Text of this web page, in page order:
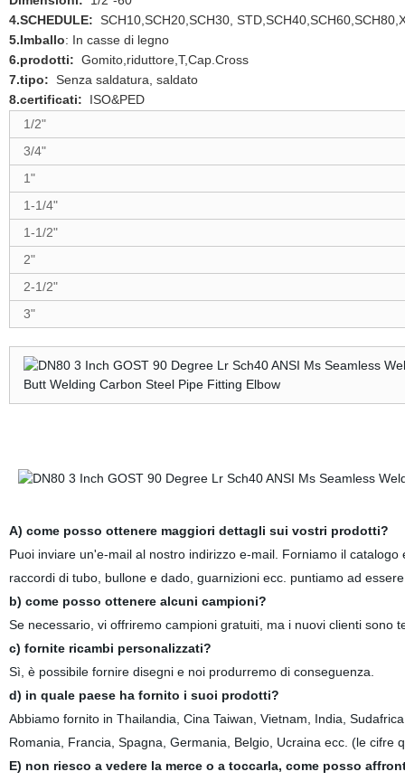
4.SCHEDULE: SCH10,SCH20,SCH30,
5.Imballo: In casse di legno
6.prodotti: Gomito,riduttore,T,Cap.Cross
7.tipo: Senza saldatura, saldato
8.certificati:
ISO&PED
1/2"
3/4"
1"
1-1/4"
1-1/2"
2"
2-1/2"
3"
A) come posso ottenere maggiori dettagli sui vostri prodotti?
Puoi inviare un'e-mail al nostro indirizzo e-mail. Forniamo il
raccordi di tubo, bullone e dado, guarnizioni ecc. puntiamo ad
b) come posso ottenere alcuni campioni?
Se necessario, vi offriremo campioni gratuiti, ma i nuovi clienti
c) fornite ricambi personalizzati?
Sì, è possibile fornire disegni e noi produrremo di conseguenza.
d) in quale paese ha fornito i suoi prodotti?
Abbiamo fornito in Thailandia, Cina Taiwan, Vietnam, India,
Romania, Francia, Spagna, Germania, Belgio, Ucraina ecc. (le
E) non riesco a vedere la merce o a toccarla, come posso